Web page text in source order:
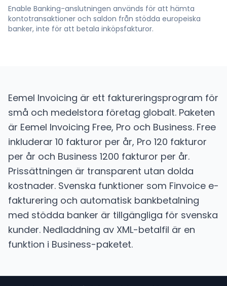
Enable Banking-anslutningen används för att hämta
kontotransaktioner och saldon från stödda europeiska
banker, inte för att betala inköpsfakturor.
Eemel Invoicing är ett faktureringsprogram för
små och medelstora företag globalt. Paketen
är Eemel Invoicing Free, Pro och Business. Free
inkluderar 10 fakturor per år, Pro 120 fakturor
per år och Business 1200 fakturor per år.
Prissättningen är transparent utan dolda
kostnader. Svenska funktioner som Finvoice e-
fakturering och automatisk bankbetalning
med stödda banker är tillgängliga för svenska
kunder. Nedladdning av XML-betalfil är en
funktion i Business-paketet.